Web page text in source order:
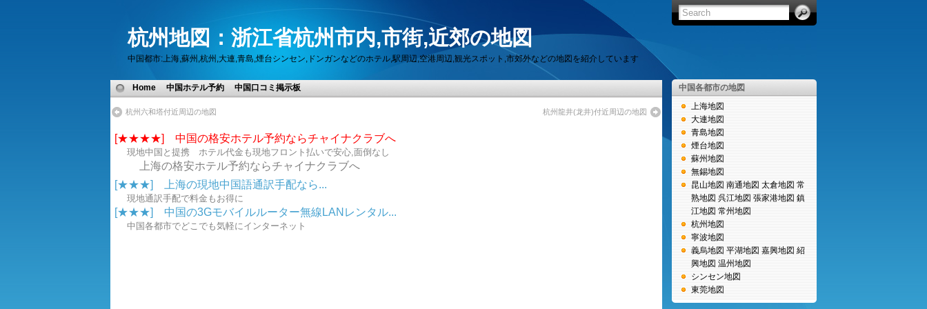
杭州地図：浙江省杭州市内,市街,近郊の地図
中国都市:上海,蘇州,杭州,大連,青島,煙台シンセン,ドンガンなどのホテル,駅周辺,空港周辺,観光スポット,市郊外などの地図を紹介しています
Home 中国ホテル予約 中国口コミ掲示板
杭州六和塔付近周辺の地図 杭州龍井(龙井)付近周辺の地図
[★★★★] 中国の格安ホテル予約ならチャイナクラブへ
現地中国と提携 ホテル代金も現地フロント払いで安心,面倒なし
上海の格安ホテル予約ならチャイナクラブへ
[★★★] 上海の現地中国語通訳手配なら...
現地通訳手配で料金もお得に
[★★★] 中国の3Gモバイルルーター無線LANレンタル...
中国各都市でどこでも気軽にインターネット
中国各都市の地図
上海地図
大連地図
青島地図
煙台地図
蘇州地図
無錫地図
昆山地図 南通地図 太倉地図 常
熟地図 呉江地図 張家港地図 鎮
江地図 常州地図
杭州地図
寧波地図
義烏地図 平湖地図 嘉興地図 紹
興地図 温州地図
シンセン地図
東莞地図